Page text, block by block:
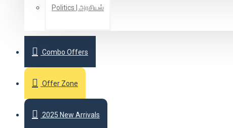
Politics | அரசியல்
Combo Offers
Offer Zone
2025 New Arrivals